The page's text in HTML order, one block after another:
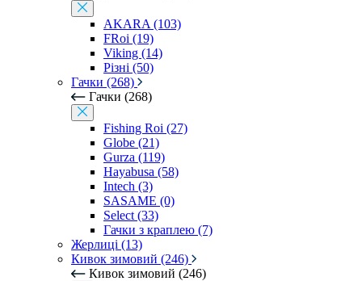
AKARA (103)
FRoi (19)
Viking (14)
Різні (50)
Гачки (268)
Гачки (268)
Fishing Roi (27)
Globe (21)
Gurza (119)
Hayabusa (58)
Intech (3)
SASAME (0)
Select (33)
Гачки з краплею (7)
Жерлиці (13)
Кивок зимовий (246)
Кивок зимовий (246)